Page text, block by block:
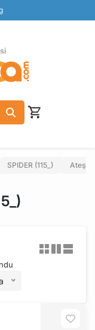
SPIDER (115_)